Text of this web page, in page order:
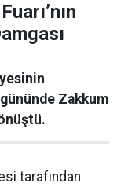
Zakkum
tarafından